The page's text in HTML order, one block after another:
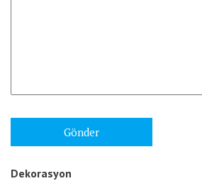
Dekorasyon